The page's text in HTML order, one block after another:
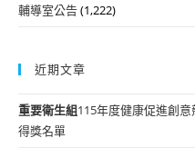
輔導室公告(1,222)
近期文章
重要衛生組115年度健康促進創
得獎名單